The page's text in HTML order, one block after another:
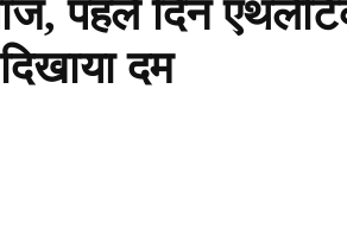
पहले दिन
दम